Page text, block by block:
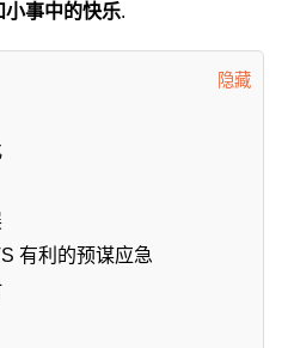
小事中的快乐.
隐藏
有利的预谋应急